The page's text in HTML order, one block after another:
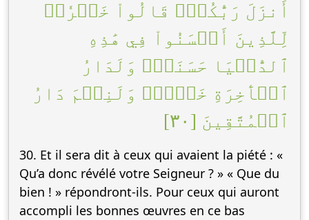
أَنزَلَ رَبُّكُمۡۚ قَالُواْ خَيۡرٗاۗ
لِّلَّذِينَ أَحۡسَنُواْ فِي هَٰذِهِ
ٱلدُّنۡيَا حَسَنَةٞۚ وَلَدَارُ
ٱلۡأٓخِرَةِ خَيۡرٞۚ وَلَنِعۡمَ دَارُ
ٱلۡمُتَّقِينَ [٣٠]
30. Et il sera dit à ceux qui avaient la piété : «
Qu’a donc révélé votre Seigneur ? » « Que du
bien ! » répondront-ils. Pour ceux qui auront
accompli les bonnes œuvres en ce bas